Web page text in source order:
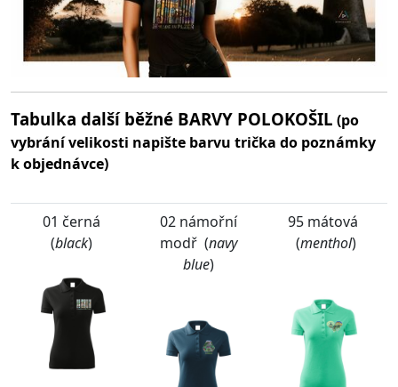
Tabulka další běžné BARVY POLOKOŠIL (po
vybrání velikosti napište barvu trička do poznámky
k objednávce)
01 černá
(black)
02 námořní
modř (navy
blue)
95 mátová
(menthol)